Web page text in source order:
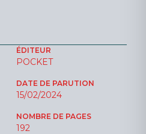
ÉDITEUR
POCKET
DATE DE PARUTION
15/02/2024
NOMBRE DE PAGES
192